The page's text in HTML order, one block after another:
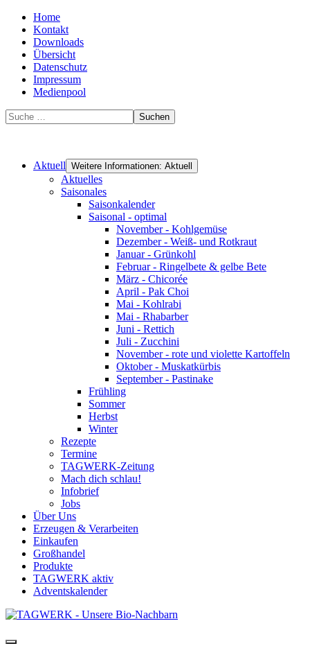
Home
Kontakt
Downloads
Übersicht
Datenschutz
Impressum
Medienpool
Suchen
Aktuell Weitere Informationen: Aktuell
Aktuelles
Saisonales
Saisonkalender
Saisonal - optimal
November - Kohlgemüse
Dezember - Weiß- und Rotkraut
Januar - Grünkohl
Februar - Ringelbete & gelbe Bete
März - Chicorée
April - Pak Choi
Mai - Kohlrabi
Mai - Rhabarber
Juni - Rettich
Juli - Zucchini
November - rote und violette Kartoffeln
Oktober - Muskatkürbis
September - Pastinake
Frühling
Sommer
Herbst
Winter
Rezepte
Termine
TAGWERK-Zeitung
Mach dich schlau!
Infobrief
Jobs
Über Uns
Erzeugen & Verarbeiten
Einkaufen
Großhandel
Produkte
TAGWERK aktiv
Adventskalender